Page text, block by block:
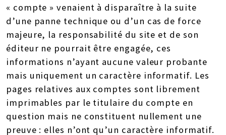
« compte » venaient à disparaître à la suite
d’une panne technique ou d’un cas de force
majeure, la responsabilité du site et de son
éditeur ne pourrait être engagée, ces
informations n’ayant aucune valeur probante
mais uniquement un caractère informatif. Les
pages relatives aux comptes sont librement
imprimables par le titulaire du compte en
question mais ne constituent nullement une
preuve : elles n’ont qu’un caractère informatif.